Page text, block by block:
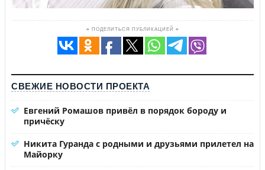
≡ ПОДЕЛИТЬСЯ ПУБЛИКАЦИЕЙ ≡
СВЕЖИЕ НОВОСТИ ПРОЕКТА
Евгений Ромашов привёл в порядок бороду и
причёску
Никита Гуранда с родными и друзьями прилетел на
Майорку